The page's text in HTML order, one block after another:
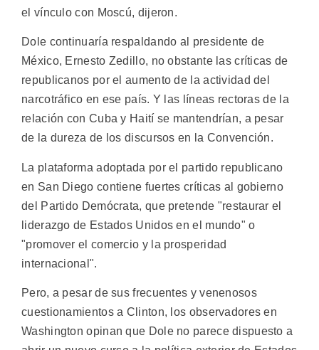
el vínculo con Moscú, dijeron.
Dole continuaría respaldando al presidente de
México, Ernesto Zedillo, no obstante las críticas de
republicanos por el aumento de la actividad del
narcotráfico en ese país. Y las líneas rectoras de la
relación con Cuba y Haití se mantendrían, a pesar
de la dureza de los discursos en la Convención.
La plataforma adoptada por el partido republicano
en San Diego contiene fuertes críticas al gobierno
del Partido Demócrata, que pretende "restaurar el
liderazgo de Estados Unidos en el mundo" o
"promover el comercio y la prosperidad
internacional".
Pero, a pesar de sus frecuentes y venenosos
cuestionamientos a Clinton, los observadores en
Washington opinan que Dole no parece dispuesto a